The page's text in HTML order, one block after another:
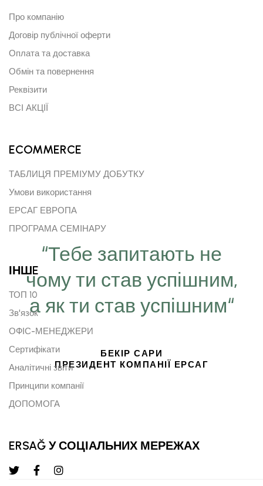
“Тебе запитають не
чому ти став успішним,
а як ти став успішним“
БЕКІР САРИ
ПРЕЗИДЕНТ КОМПАНІЇ ЕРСАГ
Про компанію
Договір публічної оферти
Оплата та доставка
Обмін та повернення
Реквізити
ВСІ АКЦІЇ
ECOMMERCE
ТАБЛИЦЯ ПРЕМІУМУ ДОБУТКУ
Умови використання
ЕРСАГ ЕВРОПА
ПРОГРАМА СЕМІНАРУ
ІНШE
ТОП 10
Зв'язок
ОФІС-МЕНЕДЖЕРИ
Сертифікати
Аналітичні звіти
Принципи компанії
ДОПОМОГА
ERSAĞ У СОЦІАЛЬНИХ МЕРЕЖАХ